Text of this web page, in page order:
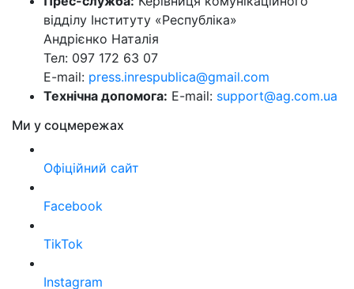
відділу Інституту «Республіка»
Андрієнко Наталія
Тел: 097 172 63 07
E-mail: press.inrespublica@gmail.com
Технічна допомога: E-mail: support@ag.com.ua
Ми у соцмережах
Офіційний сайт
Facebook
TikTok
Instagram